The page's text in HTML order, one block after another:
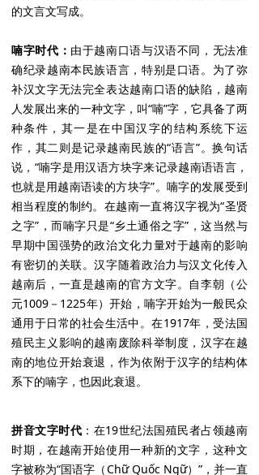
的文言文写成。
喃字时代： 由于越南口语与汉语不同，无法准
确纪录越南本民族语言，特别是口语。为了弥
补汉文字无法完全表达越南口语的缺陷，越南
人发展出来的一种文字，叫“喃”字，它具备了两
种条件，其一是在中国汉字的结构系统下运
作，其二则是记录越南民族的“语言”。换句话
说，“喃字是用汉语方块字来记录越南语语言，
也就是用越南语读的方块字”。喃字的发展受到
相当程度的制约。在越南一直将汉字视为“圣贤
之字”，而喃字只是“乡土通俗之字”，这当然与
早期中国强势的政治文化力量对于越南的影响
有密切的关联。汉字随着政治力与汉文化传入
越南后，一直是越南的官方文字。自李朝（公
元1009－1225年）开始，喃字开始为一般民众
通用于日常的社会生活中。在1917年，受法国
殖民主义影响的越南废除科举制度，汉字在越
南的地位开始衰退，作为依附于汉字的结构体
系下的喃字，也因此衰退。
拼音文字时代 ：在19世纪法国殖民者占领越南
时期，在越南开始使用一种新的文字，这种文
字被称为“国语字（Chữ Quốc Ngữ）”，并一直